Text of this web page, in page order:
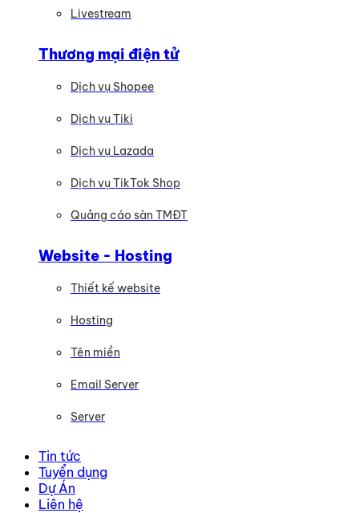
Livestream
Thương mại điện tử
Dịch vụ Shopee
Dịch vụ Tiki
Dịch vụ Lazada
Dịch vụ TikTok Shop
Quảng cáo sàn TMĐT
Website - Hosting
Thiết kế website
Hosting
Tên miền
Email Server
Server
Tin tức
Tuyển dụng
Dự Án
Liên hệ